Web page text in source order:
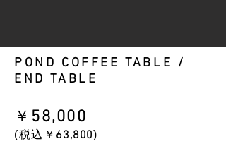
​￥ 58,000
​(税込￥ 63,800)
POND COFFEE TABLE /
END TABLE